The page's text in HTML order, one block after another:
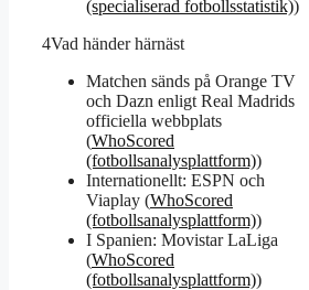
(specialiserad fotbollsstatistik))
4Vad händer härnäst
Matchen sänds på Orange TV
och Dazn enligt Real Madrids
officiella webbplats
(WhoScored
(fotbollsanalysplattform))
Internationellt: ESPN och
Viaplay (WhoScored
(fotbollsanalysplattform))
I Spanien: Movistar LaLiga
(WhoScored
(fotbollsanalysplattform))